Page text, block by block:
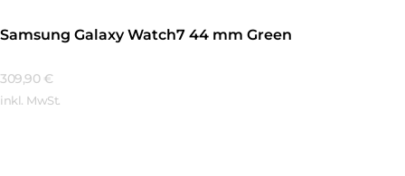
Samsung Galaxy Watch7 44 mm Green
309,90 €
inkl. MwSt.